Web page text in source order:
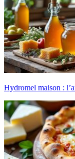
Hydromel maison :